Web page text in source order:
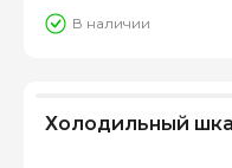
В наличии
Холодильный